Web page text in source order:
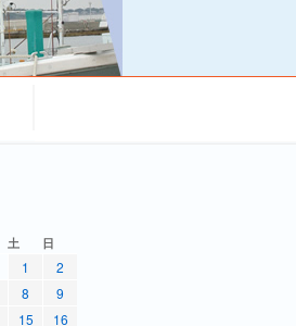
土 日
1
2
8
9
15
16